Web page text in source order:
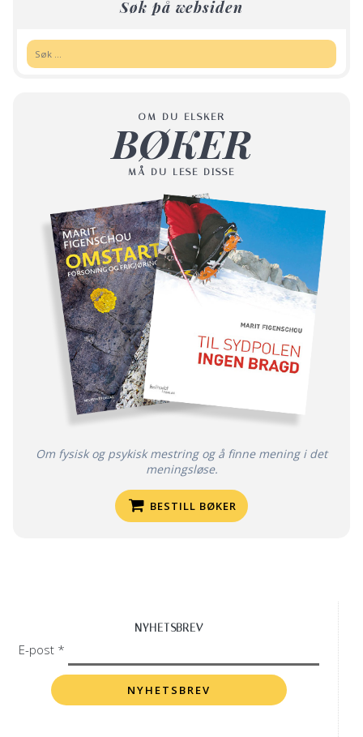
Søk på websiden
OM DU ELSKER
BØKER
MÅ DU LESE DISSE
Om fysisk og psykisk mestring og å finne mening i det
meningsløse.
BESTILL BØKER
NYHETSBREV
E-post *